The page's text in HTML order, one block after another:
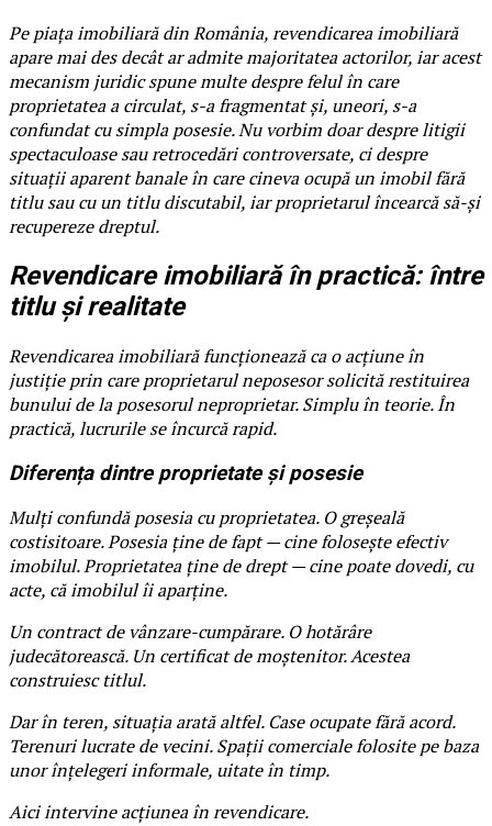
Pe piața imobiliară din România, revendicarea imobiliară
apare mai des decât ar admite majoritatea actorilor, iar acest
mecanism juridic spune multe despre felul în care
proprietatea a circulat, s-a fragmentat și, uneori, s-a
confundat cu simpla posesie. Nu vorbim doar despre litigii
spectaculoase sau retrocedări controversate, ci despre
situații aparent banale în care cineva ocupă un imobil fără
titlu sau cu un titlu discutabil, iar proprietarul încearcă să-și
recupereze dreptul.
Revendicare imobiliară în practică: între
titlu și realitate
Revendicarea imobiliară funcționează ca o acțiune în
justiție prin care proprietarul neposesor solicită restituirea
bunului de la posesorul neproprietar. Simplu în teorie. În
practică, lucrurile se încurcă rapid.
Diferența dintre proprietate și posesie
Mulți confundă posesia cu proprietatea. O greșeală
costisitoare. Posesia ține de fapt — cine folosește efectiv
imobilul. Proprietatea ține de drept — cine poate dovedi, cu
acte, că imobilul îi aparține.
Un contract de vânzare-cumpărare. O hotărâre
judecătorească. Un certificat de moștenitor. Acestea
construiesc titlul.
Dar în teren, situația arată altfel. Case ocupate fără acord.
Terenuri lucrate de vecini. Spații comerciale folosite pe baza
unor înțelegeri informale, uitate în timp.
Aici intervine acțiunea în revendicare.